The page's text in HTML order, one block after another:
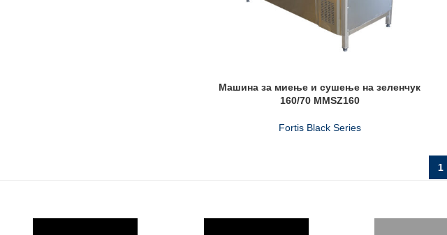
Машина за миење и сушење на зеленчук
160/70 MMSZ160
Fortis Black Series
1